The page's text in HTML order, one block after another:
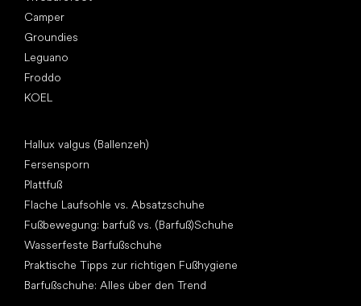
Camper
Groundies
Leguano
Froddo
KOEL
Hallux valgus (Ballenzeh)
Fersensporn
Plattfuß
Flache Laufsohle vs. Absatzschuhe
Fußbewegung: barfuß vs. (Barfuß)Schuhe
Wasserfeste Barfußschuhe
Praktische Tipps zur richtigen Fußhygiene
Barfußschuhe: Alles über den Trend